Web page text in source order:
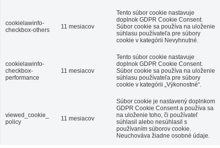
cookielawinfo-
checkbox-others
11 mesiacov
Tento súbor cookie nastavuje
doplnok GDPR Cookie Consent.
Súbor cookie sa používa na uloženie
súhlasu používateľa pre súbory
cookie v kategórii Nevyhnutné.
cookielawinfo-
checkbox-
performance
11 mesiacov
Tento súbor cookie nastavuje
doplnok GDPR Cookie Consent.
Súbor cookie sa používa na uloženie
súhlasu používateľa pre súbory
cookie v kategórii „Výkonostné“.
viewed_cookie_
policy
11 mesiacov
Súbor cookie je nastavený doplnkom
GDPR Cookie Consent a používa sa
na uloženie toho, či používateľ
súhlasil alebo nesúhlasil s
používaním súborov cookie.
Neuchováva žiadne osobné údaje.